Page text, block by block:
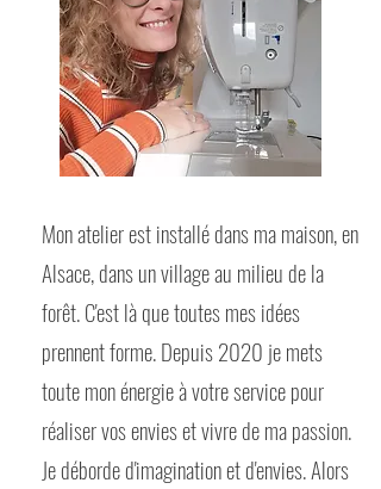
Mon atelier est installé dans ma maison, en
Alsace, dans un village au milieu de la
forêt. C'est là que toutes mes idées
prennent forme. Depuis 2020 je mets
toute mon énergie à votre service pour
réaliser vos envies et vivre de ma passion.
Je déborde d'imagination et d'envies. Alors